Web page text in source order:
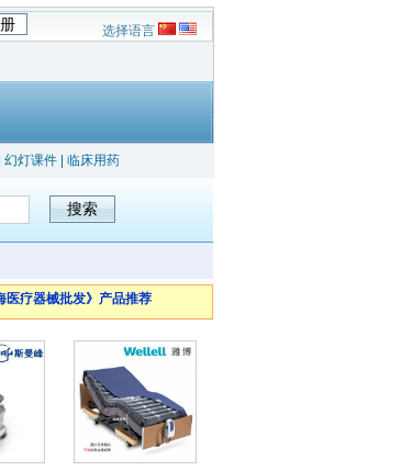
选择语言
幻灯课件 临床用药
医疗器械批发》产品推荐